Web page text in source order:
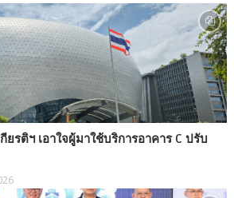
ยรติฯ เอาใจผู้มาใช้บริการอาคาร C ปรับ